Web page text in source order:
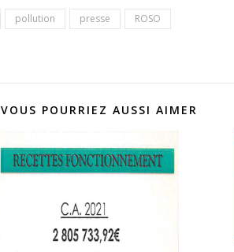
pollution presse ROSO
VOUS POURRIEZ AUSSI AIMER